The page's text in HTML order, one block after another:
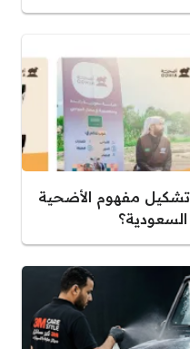
مفهوم الأضحية
السعودية؟